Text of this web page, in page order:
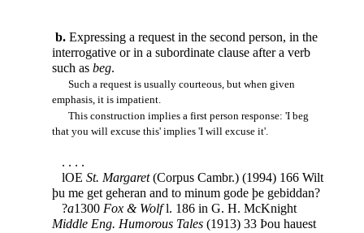
b. Expressing a request in the second person, in the
interrogative or in a subordinate clause after a verb
such as beg.
Such a request is usually courteous, but when given
emphasis, it is impatient.
This construction implies a first person response: 'I beg
that you will excuse this' implies 'I will excuse it'.
. . . .
lOE St. Margaret(Corpus Cambr.) (1994) 166 Wilt
þu me get geheran and to minum gode þe gebiddan?
?a1300 Fox & Wolfl. 186 in G. H. McKnight
Middle Eng. Humorous Tales (1913) 33 Þou hauest